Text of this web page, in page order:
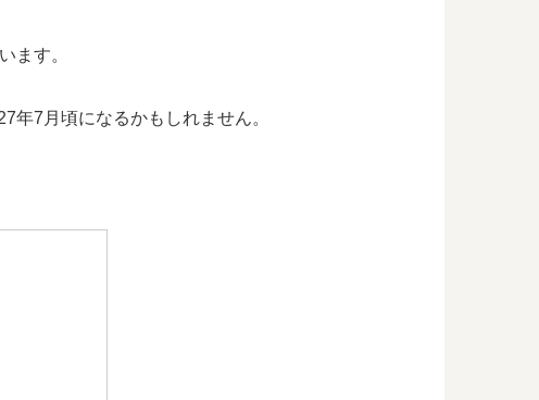
ます。
年7月頃になるかもしれません。